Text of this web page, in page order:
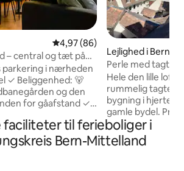
4,97 ud af 5 i gennemsnitlig
4,97 (86)
– central og tæt på
parkering i nærheden
og den
for gåafstand ✓
✓ Mad: 🍳Komplet
og ☕
📺75" smart-tv
Lejlighed i Bern
Perle med
bydel, nær
Hele den lille
rummelig
bygning i hjertet
gamle bydel.
køkken. 3
togstation, 3
schweiziske
til ferieboliger i
Bern-Mittelland